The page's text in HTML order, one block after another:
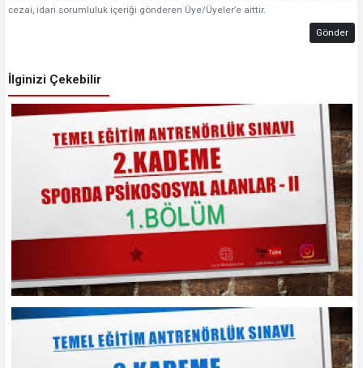
cezai, idari sorumluluk içeriği gönderen Üye/Üyeler’e aittir.
Gönder
İlginizi Çekebilir